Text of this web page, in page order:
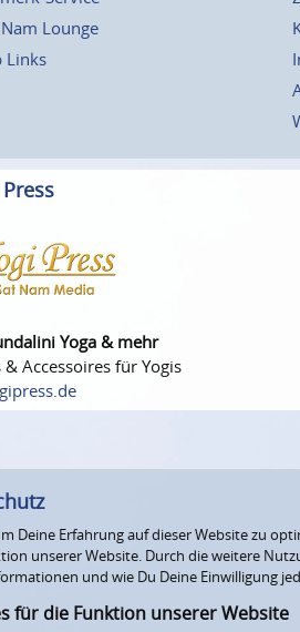
Lounge
Links
Yoga & mehr
Accessoires für Yogis
Deine Erfahrung auf dieser Website zu
unserer Website. Durch die weitere
und wie Du Deine Einwilligung
für die Funktion unserer Website